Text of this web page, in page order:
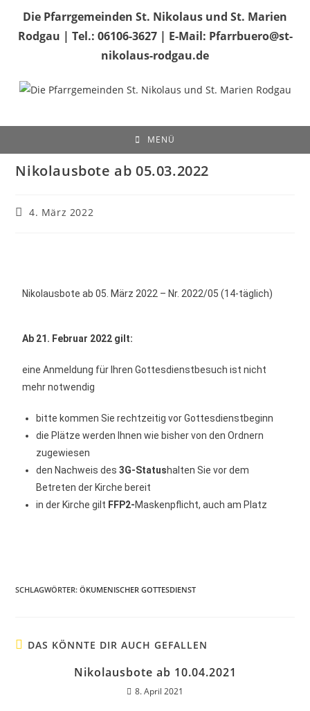
Die Pfarrgemeinden St. Nikolaus und St. Marien
Rodgau | Tel.: 06106-3627 | E-Mail: Pfarrbuero@st-
nikolaus-rodgau.de
MENÜ
Nikolausbote ab 05.03.2022
4. März 2022
Nikolausbote ab 05. März 2022 – Nr. 2022/05 (14-täglich)
Ab 21. Februar 2022 gilt:
eine Anmeldung für Ihren Gottesdienstbesuch ist nicht
mehr notwendig
bitte kommen Sie rechtzeitig vor Gottesdienstbeginn
die Plätze werden Ihnen wie bisher von den Ordnern
zugewiesen
den Nachweis des3G-Statushalten Sie vor dem
Betreten der Kirche bereit
in der Kirche gilt FFP2-Maskenpflicht, auch am Platz
SCHLAGWÖRTER:ÖKUMENISCHER GOTTESDIENST
DAS KÖNNTE DIR AUCH GEFALLEN
Nikolausbote ab 10.04.2021
8. April 2021